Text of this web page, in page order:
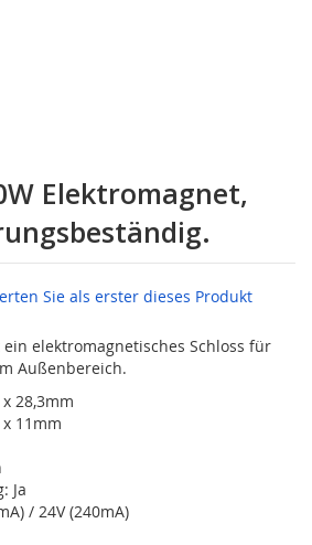
Elektromagnet,
Sie als erster dieses Produkt
ein elektromagnetisches Schloss für
Außenbereich.
28,3mm
11mm
Ja
/ 24V (240mA)